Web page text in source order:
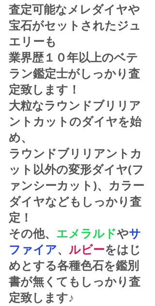
査定可能なメレダイヤや
宝石がセットされたジュ
エリーも
業界歴１０年以上のベテ
ラン鑑定士がしっかり査
定致します！
大粒なラウンドブリリア
ントカットのダイヤを始
め、
ラウンドブリリアントカ
ット以外の変形ダイヤ(フ
ァンシーカット)、カラー
ダイヤなどもしっかり査
定！
その他、 エメラルドやサ
ファイア、 ルビーをはじ
めとする各種色石を鑑別
書が無くてもしっかり査
定致します♪